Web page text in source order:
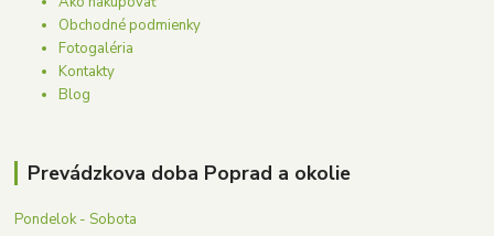
Obchodné podmienky
Fotogaléria
Kontakty
Blog
Prevádzkova doba Poprad a okolie
Pondelok - Sobota